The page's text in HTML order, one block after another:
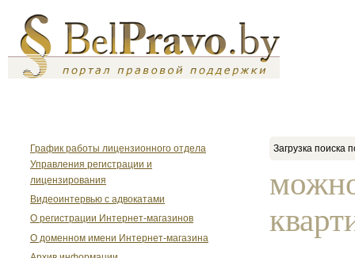
График работы лицензионного отдела
Управления регистрации и
лицензирования
Видеоинтервью с адвокатами
О регистрации Интернет-магазинов
О доменном имени Интернет-магазина
Загрузка поиска